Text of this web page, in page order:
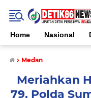
Home Nasional
› Medan
Meriahkan
79, Polda